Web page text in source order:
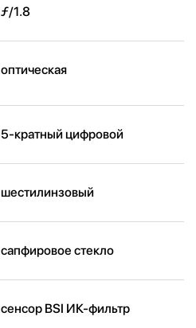
ƒ/1.8
оптическая
5-кратный цифровой
шестилинзовый
сапфировое стекло
cенсор BSI ИК-фильтр